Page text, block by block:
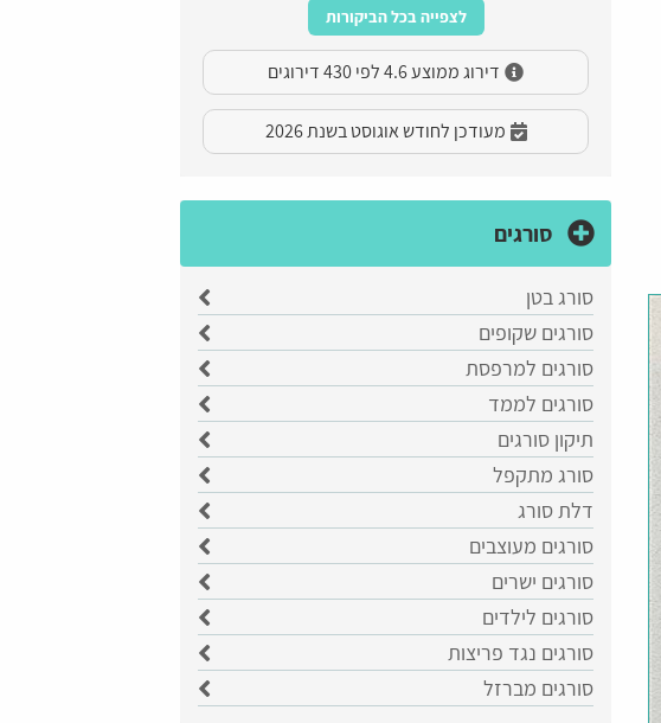
לצפייה בכל הביקורות
דירוג ממוצע 4.6 לפי 430 דירוגים
מעודכן לחודש אוגוסט בשנת 2026
סורגים
סורג בטן
סורגים שקופים
סורגים למרפסת
סורגים לממד
תיקון סורגים
סורג מתקפל
דלת סורג
סורגים מעוצבים
סורגים ישרים
סורגים לילדים
סורגים נגד פריצות
סורגים מברזל